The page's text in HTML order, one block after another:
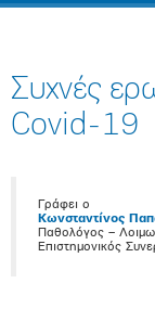
Συχνές
Covid-19
Γράφει ο
Κωνσταντίνος
Παθολόγος –
Επιστημονικός